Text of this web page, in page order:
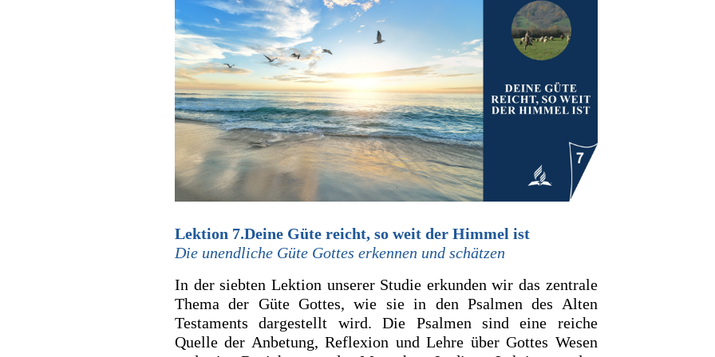
Lektion 7.Deine Güte reicht, so weit der Himmel ist
Die unendliche Güte Gottes erkennen und schätzen
In der siebten Lektion unserer Studie erkunden wir das zentrale
Thema der Güte Gottes, wie sie in den Psalmen des Alten
Testaments dargestellt wird. Die Psalmen sind eine reiche
Quelle der Anbetung, Reflexion und Lehre über Gottes Wesen